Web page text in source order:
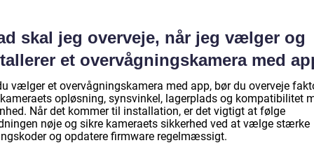
skal jeg overveje, når jeg vælger og
et overvågningskamera med
vælger et overvågningskamera med app, bør du overveje
opløsning, synsvinkel, lagerplads og kompatibilitet
Når det kommer til installation, er det vigtigt at følge
nøje og sikre kameraets sikkerhed ved at vælge stærke
og opdatere firmware regelmæssigt.